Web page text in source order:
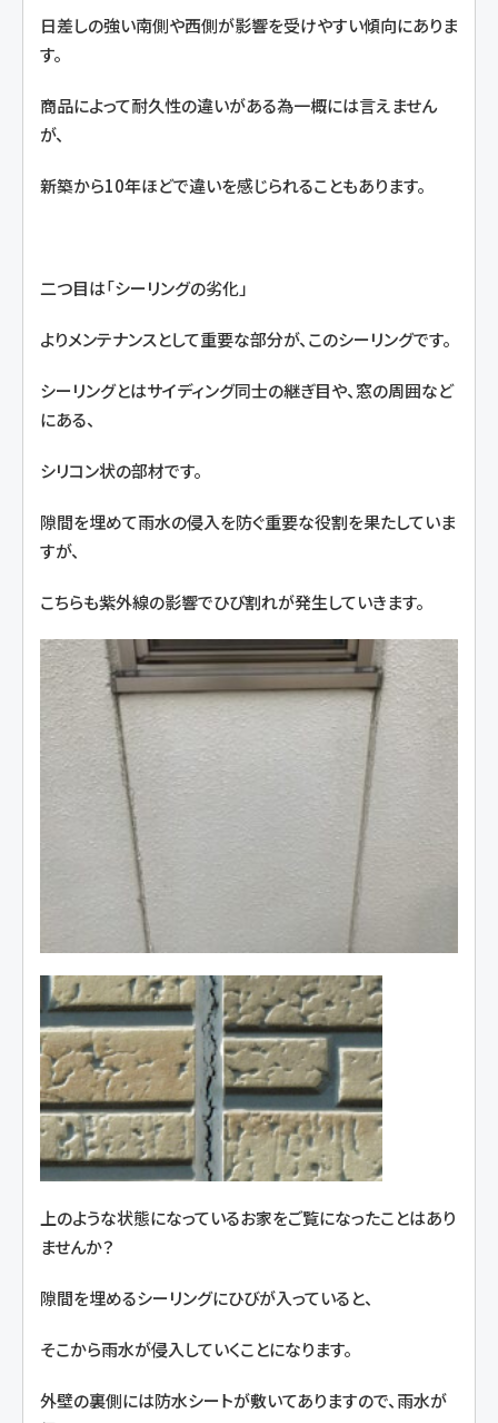
日差しの強い南側や西側が影響を受けやすい傾向にありま
す。
商品によって耐久性の違いがある為一概には言えません
が、
新築から10年ほどで違いを感じられることもあります。
二つ目は「シーリングの劣化」
よりメンテナンスとして重要な部分が、このシーリングです。
シーリングとはサイディング同士の継ぎ目や、窓の周囲など
にある、
シリコン状の部材です。
隙間を埋めて雨水の侵入を防ぐ重要な役割を果たしていま
すが、
こちらも紫外線の影響でひび割れが発生していきます。
上のような状態になっているお家をご覧になったことはあり
ませんか？
隙間を埋めるシーリングにひびが入っていると、
そこから雨水が侵入していくことになります。
外壁の裏側には防水シートが敷いてありますので、雨水が